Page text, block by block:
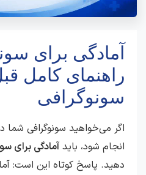
آمادگی برای
راهنمای کامل
سونوگرافی
اگر می‌خواهید سونوگرافی شما
انجام شود، باید آمادگی برای
دهید. پاسخ کوتاه این است: